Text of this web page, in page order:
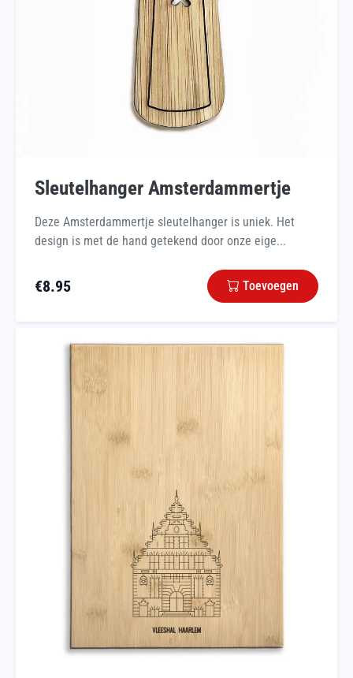
Sleutelhanger Amsterdammertje
Deze Amsterdammertje sleutelhanger is uniek. Het
design is met de hand getekend door onze eige...
€8.95 Toevoegen